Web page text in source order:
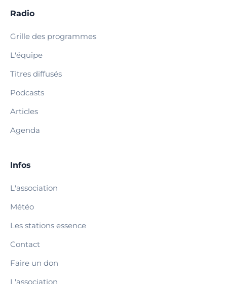
Radio
Grille des programmes
L'équipe
Titres diffusés
Podcasts
Articles
Agenda
Infos
L'association
Météo
Les stations essence
Contact
Faire un don
L'association